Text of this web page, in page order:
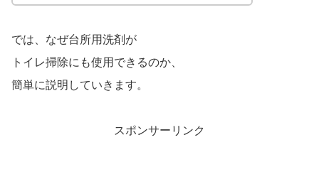
では、なぜ台所用洗剤が
トイレ掃除にも使用できるのか、
簡単に説明していきます。
スポンサーリンク